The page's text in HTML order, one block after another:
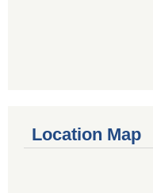
Location Map